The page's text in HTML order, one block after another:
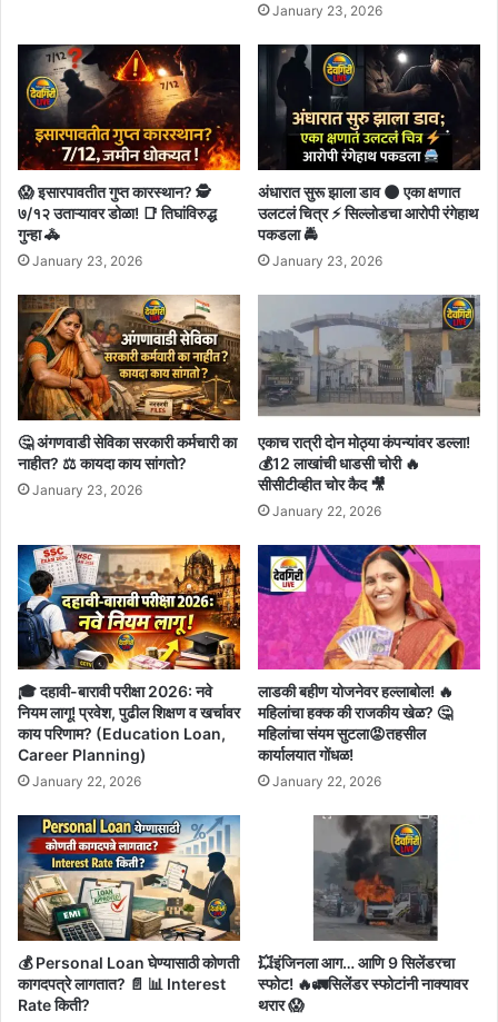
January 23, 2026
😱 इसारपावतीत गुप्त कारस्थान? 🕵️
७/१२ उताऱ्यावर डोळा! 📑 तिघांविरुद्ध
गुन्हा 🚓
January 23, 2026
अंधारात सुरू झाला डाव 🌑 एका क्षणात
उलटलं चित्र ⚡ सिल्लोडचा आरोपी रंगेहाथ
पकडला 🚔
January 23, 2026
🤔 अंगणवाडी सेविका सरकारी कर्मचारी का
नाहीत? ⚖️ कायदा काय सांगतो?
January 23, 2026
एकाच रात्री दोन मोठ्या कंपन्यांवर डल्ला!
💰12 लाखांची धाडसी चोरी 🔥
सीसीटीव्हीत चोर कैद 🎥
January 22, 2026
🎓 दहावी-बारावी परीक्षा 2026: नवे
नियम लागू! प्रवेश, पुढील शिक्षण व खर्चावर
काय परिणाम? (Education Loan,
Career Planning)
January 22, 2026
लाडकी बहीण योजनेवर हल्लाबोल! 🔥
महिलांचा हक्क की राजकीय खेळ? 🤔
महिलांचा संयम सुटला😡तहसील
कार्यालयात गोंधळ!
January 22, 2026
💰 Personal Loan घेण्यासाठी कोणती
कागदपत्रे लागतात? 📄 📊 Interest
Rate किती?
💥इंजिनला आग… आणि 9 सिलेंडरचा
स्फोट! 🔥🚛सिलेंडर स्फोटांनी नाक्यावर
थरार 😱